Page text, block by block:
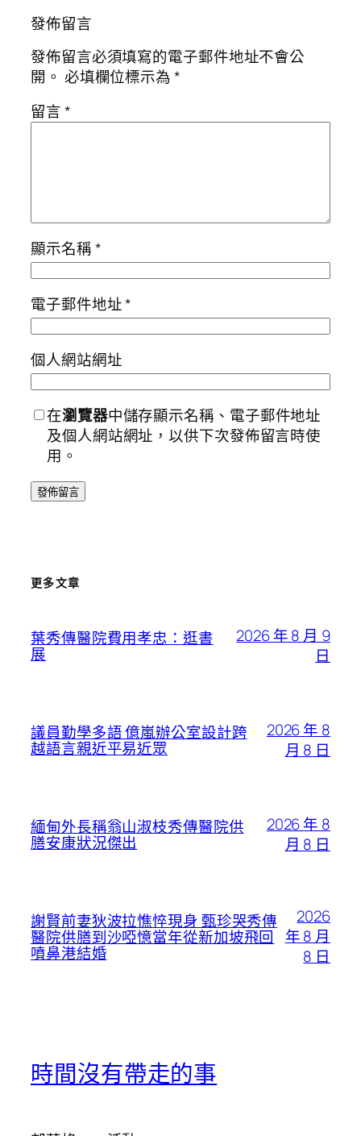
發佈留言
發佈留言必須填寫的電子郵件地址不會公
開。 必填欄位標示為*
留言*
顯示名稱*
電子郵件地址*
個人網站網址
在瀏覽器中儲存顯示名稱、電子郵件地址
及個人網站網址，以供下次發佈留言時使
用。
更多文章
葉秀傳醫院費用孝忠：逛書
展
2026 年 8 月 9
日
議員勤學多語 億嵐辦公室設計跨
越語言親近平易近眾
2026 年 8
月 8 日
緬甸外長稱翁山淑枝秀傳醫院供
膳安康狀況傑出
2026 年 8
月 8 日
謝賢前妻狄波拉憔悴現身 甄珍哭秀傳
醫院供膳到沙啞憶當年從新加坡飛回
噴鼻港結婚
2026
年 8 月
8 日
時間沒有帶走的事